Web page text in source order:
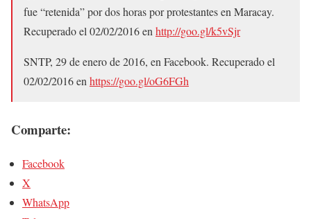
fue “retenida” por dos horas por protestantes en Maracay.
Recuperado el 02/02/2016 en http://goo.gl/k5vSjr
SNTP, 29 de enero de 2016, en Facebook. Recuperado el
02/02/2016 en https://goo.gl/oG6FGh
Comparte:
Facebook
X
WhatsApp